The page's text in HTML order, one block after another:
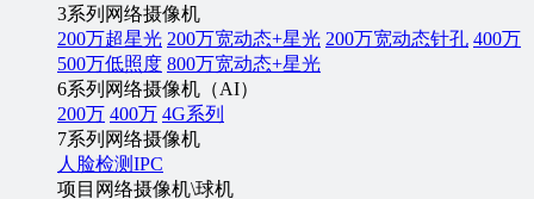
3系列网络摄像机
200万超星光 200万宽动态+星光 200万宽动态针孔 400万
500万低照度 800万宽动态+星光
6系列网络摄像机（AI）
200万 400万 4G系列
7系列网络摄像机
人脸检测IPC
项目网络摄像机\球机